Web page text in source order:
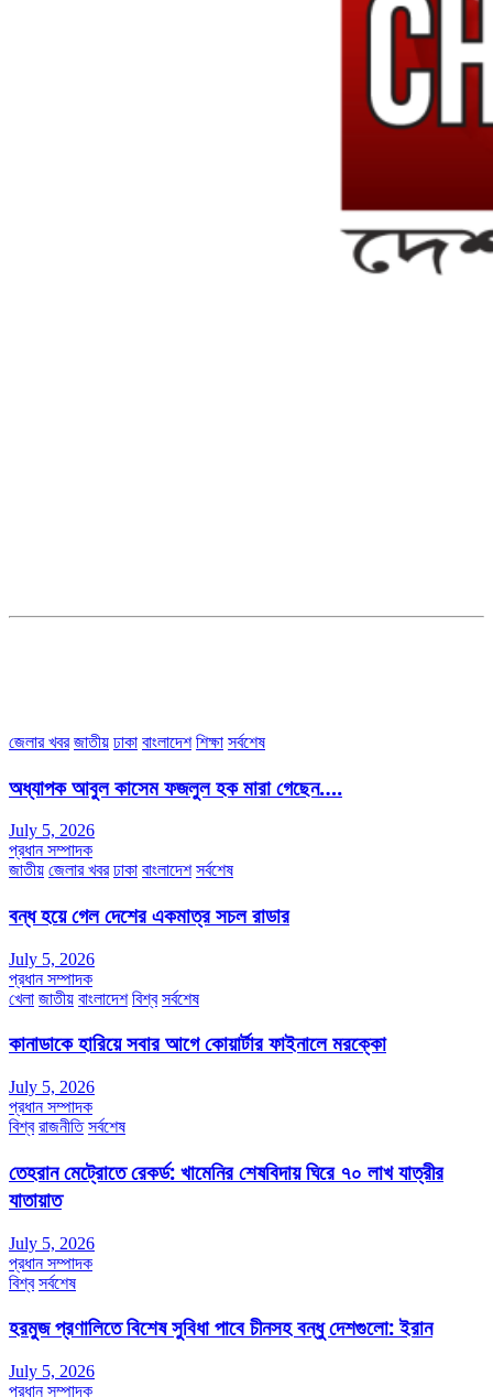
জেলার খবর জাতীয় ঢাকা বাংলাদেশ শিক্ষা সর্বশেষ
অধ্যাপক আবুল কাসেম ফজলুল হক মারা গেছেন….
July 5, 2026
প্রধান সম্পাদক
জাতীয় জেলার খবর ঢাকা বাংলাদেশ সর্বশেষ
বন্ধ হয়ে গেল দেশের একমাত্র সচল রাডার
July 5, 2026
প্রধান সম্পাদক
খেলা জাতীয় বাংলাদেশ বিশ্ব সর্বশেষ
কানাডাকে হারিয়ে সবার আগে কোয়ার্টার ফাইনালে মরক্কো
July 5, 2026
প্রধান সম্পাদক
বিশ্ব রাজনীতি সর্বশেষ
তেহরান মেট্রোতে রেকর্ড: খামেনির শেষবিদায় ঘিরে ৭০ লাখ যাত্রীর
যাতায়াত
July 5, 2026
প্রধান সম্পাদক
বিশ্ব সর্বশেষ
হরমুজ প্রণালিতে বিশেষ সুবিধা পাবে চীনসহ বন্ধু দেশগুলো: ইরান
July 5, 2026
প্রধান সম্পাদক